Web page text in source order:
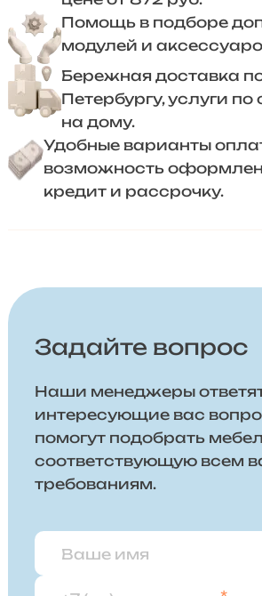
Помощь в подборе
модулей и
Бережная доставка
Петербургу, услуги
на дому.
Удобные варианты
возможность
кредит и рассрочку.
Задайте вопрос
Наши менеджеры
интересующие вас
помогут подобрать
соответствующую всем
требованиям.